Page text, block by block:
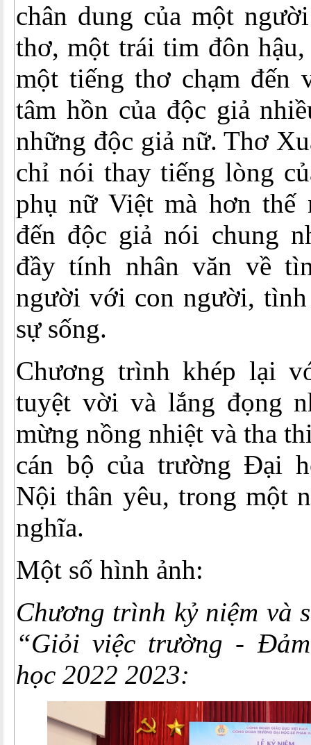
chân dung của một
thơ, một trái tim đôn hậu,
một tiếng thơ chạm đến
tâm hồn của độc giả
những độc giả nữ. Thơ
chỉ nói thay tiếng lòng
phụ nữ Việt mà hơn thế
đến độc giả nói chung
đầy tính nhân văn về
người với con người,
sự sống.
Chương trình khép lại
tuyệt vời và lắng đọng
mừng nồng nhiệt và tha
cán bộ của trường Đại
Nội thân yêu, trong một
nghĩa.
Một số hình ảnh:
Chương trình kỷ niệm và
“Giỏi việc trường -
học 2022 2023: